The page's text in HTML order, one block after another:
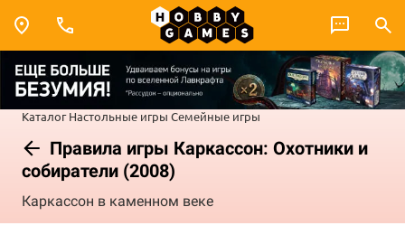
Каталог Настольные игры Семейные игры
Правила игры Каркассон: Охотники и
собиратели (2008)
Каркассон в каменном веке